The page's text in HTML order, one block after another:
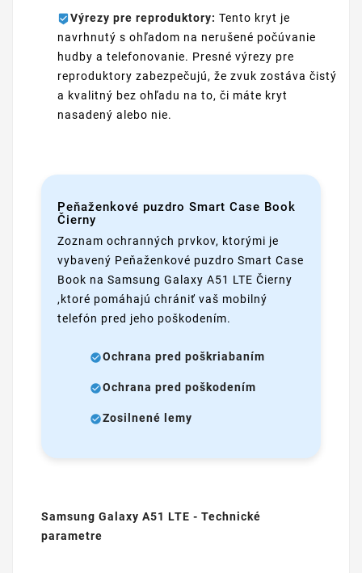
Výrezy pre reproduktory: Tento kryt je
navrhnutý s ohľadom na nerušené počúvanie
hudby a telefonovanie. Presné výrezy pre
reproduktory zabezpečujú, že zvuk zostáva čistý
a kvalitný bez ohľadu na to, či máte kryt
nasadený alebo nie.
Peňaženkové puzdro Smart Case Book
Čierny
Zoznam ochranných prvkov, ktorými je
vybavený Peňaženkové puzdro Smart Case
Book na Samsung Galaxy A51 LTE Čierny
,ktoré pomáhajú chrániť vaš mobilný
telefón pred jeho poškodením.
Ochrana pred poškriabaním
Ochrana pred poškodením
Zosilnené lemy
Samsung Galaxy A51 LTE - Technické
parametre